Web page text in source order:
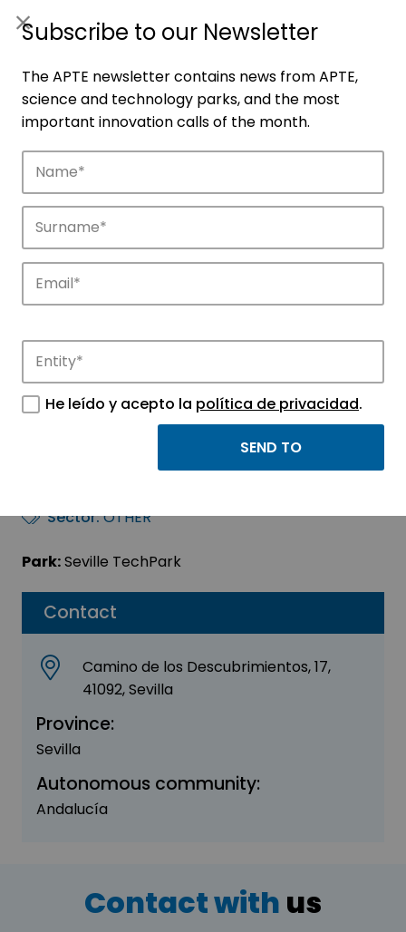
Companies
Discover the companies that drive
Contact
Camino de los Descubrimientos, 17,
41092, Sevilla
Province:
Sevilla
Autonomous community:
Andalucía
Everlasting Art (el
Sector:OTHER
Park:Seville TechPark
Contact with us
Subscribe to our Newsletter
The APTE newsletter contains news from APTE,
science and technology parks, and the most
important innovation calls of the month.
He leído y acepto la política de privacidad.